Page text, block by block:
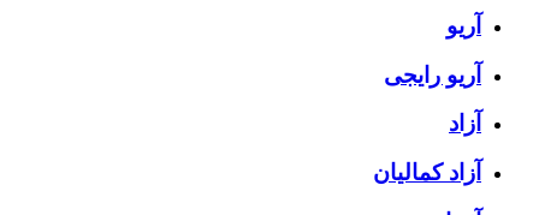
آریو
آریو رایجی
آزاد
آزاد کمالیان